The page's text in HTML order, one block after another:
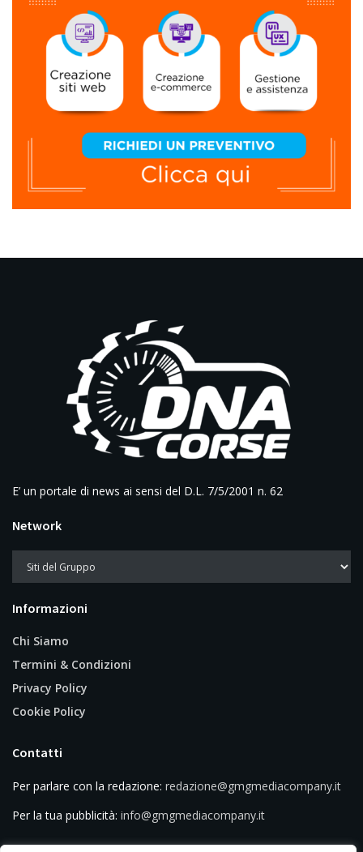
E’ un portale di news ai sensi del D.L. 7/5/2001 n. 62
Network
Informazioni
Chi Siamo
Termini & Condizioni
Privacy Policy
Cookie Policy
Contatti
Per parlare con la redazione: redazione@gmgmediacompany.it
Per la tua pubblicità: info@gmgmediacompany.it